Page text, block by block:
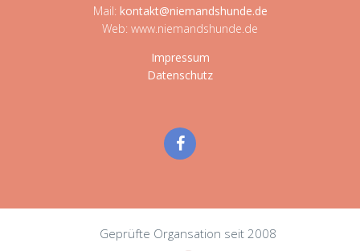
Mail: kontakt@niemandshunde.de
Web: www.niemandshunde.de
Impressum
Datenschutz
Geprüfte Organsation seit 2008